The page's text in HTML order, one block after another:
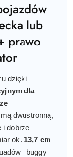
lub
prawo
dzięki
dla
dwustronną,
i dobrze
ok. 13,7 cm
i buggy